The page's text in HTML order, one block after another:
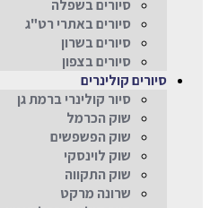
סיורים בשפלה
סיורים באתרי רט"ג
סיורים בשרון
סיורים בצפון
סיורים קולינרים
סיור קולינרי ברמת גן
שוק הכרמל
שוק הפשפשים
שוק לוינסקי
שוק התקווה
שרונה מרקט